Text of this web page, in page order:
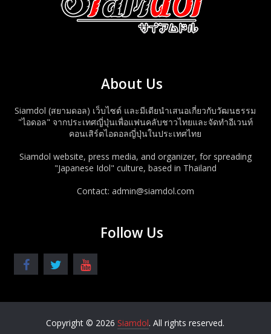
About Us
Siamdol (สยามดอล) เว็บไซต์ และมีเดียนำเสนอเกี่ยวกับวัฒนธรรม
"ไอดอล" จากประเทศญี่ปุ่นเพื่อแฟนคลับชาวไทยและจัดทำอีเวนท์
คอนเสิร์ตไอดอลญี่ปุ่นในประเทศไทย
Siamdol website, press media, and organizer, for spreading
"Japanese Idol" culture, based in Thailand
Contact: admin@siamdol.com
Follow Us
Copyright © 2026 Siamdol. All rights reserved.